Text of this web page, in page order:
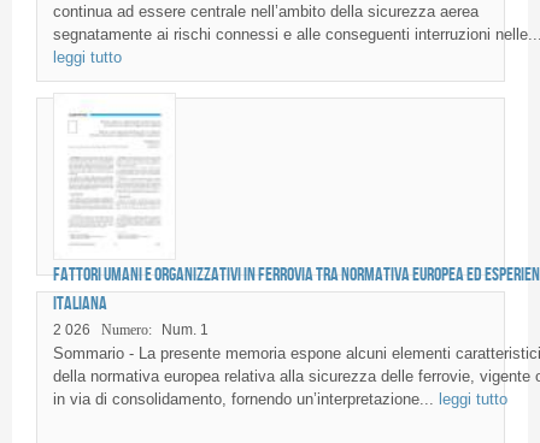
continua ad essere centrale nell’ambito della sicurezza aerea
segnatamente ai rischi connessi e alle conseguenti interruzioni
leggi tutto
Fattori umani e organizzativi in ferrovia tra normativa europea ed
italiana
2 026 Numero: Num. 1
Sommario - La presente memoria espone alcuni elementi caratteristici
della normativa europea relativa alla sicurezza delle ferrovie, vigente
in via di consolidamento, fornendo un’interpretazione... leggi tutto